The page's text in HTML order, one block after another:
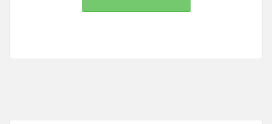
RIEBALAIS: